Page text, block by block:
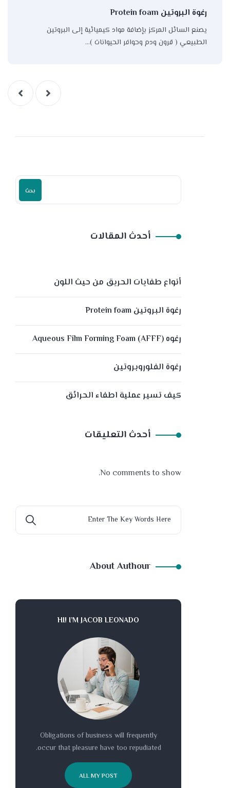
رغوة البروتين Protein foam
يصنع السائل المركز بإضافة مواد كيميائية إلى البروتين
الطبيعي ( قرون ودم وحوافر الحيوانات )…
بحث
أحدث المقالات
أنواع طفايات الحريق من حيث اللون
رغوة البروتين Protein foam
رغوه (Aqueous Film Forming Foam (AFFF
رغوة الفلوروبروتين
كيف تسير عملية اطفاء الحرائق
أحدث التعليقات
No comments to show.
About Authour
HI! I’M JACOB LEONADO
Obligations of business will frequently
occur that pleasure have too repudiated.
ALL MY POST